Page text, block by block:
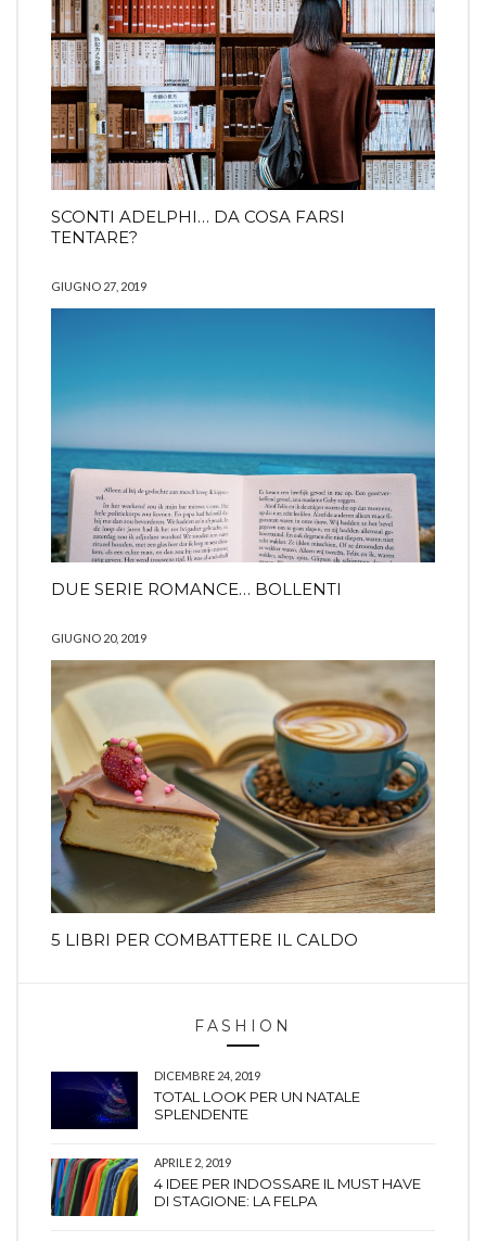
SCONTI ADELPHI… DA COSA FARSI
TENTARE?
GIUGNO 27, 2019
DUE SERIE ROMANCE… BOLLENTI
GIUGNO 20, 2019
5 LIBRI PER COMBATTERE IL CALDO
FASHION
DICEMBRE 24, 2019
TOTAL LOOK PER UN NATALE
SPLENDENTE
APRILE 2, 2019
4 IDEE PER INDOSSARE IL MUST HAVE
DI STAGIONE: LA FELPA